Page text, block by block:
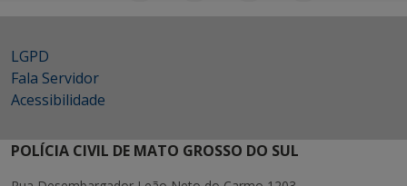
LGPD
Fala Servidor
Acessibilidade
POLÍCIA CIVIL DE MATO GROSSO DO SUL